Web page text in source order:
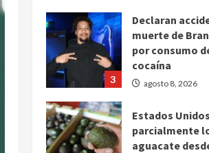
3
Declaran
muerte de
por consumo
cocaína
agosto 8, 2026
Estados
parcialmente
aguacate